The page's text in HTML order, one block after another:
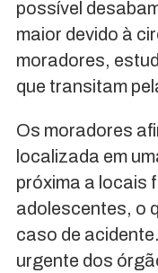
possível
maior devido à
moradores,
que transitam
Os moradores
localizada em
próxima a locais
adolescentes, o
caso de
urgente dos